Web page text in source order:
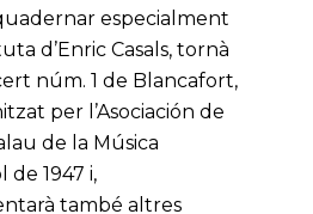
especialment
d’Enric Casals, tornà
núm. 1 de Blancafort,
per l’Asociación de
de la Música
de 1947 i,
també altres